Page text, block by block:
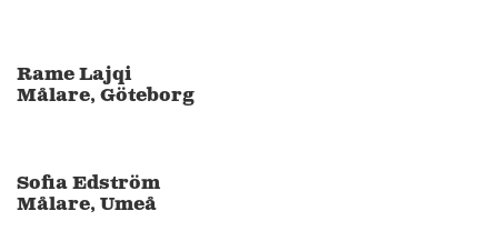
Rame Lajqi
Målare, Göteborg
Sofia Edström
Målare, Umeå